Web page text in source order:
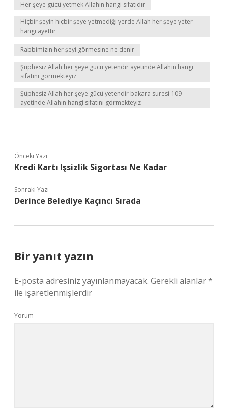
Her şeye gücü yetmek Allahın hangi sıfatıdır
Hiçbir şeyin hiçbir şeye yetmediği yerde Allah her şeye yeter
hangi ayettir
Rabbimizin her şeyi görmesine ne denir
Şüphesiz Allah her şeye gücü yetendir ayetinde Allahın hangi
sıfatını görmekteyiz
Şüphesiz Allah her şeye gücü yetendir bakara suresi 109
ayetinde Allahın hangi sıfatını görmekteyiz
Önceki Yazı
Kredi Kartı Işsizlik Sigortası Ne Kadar
Sonraki Yazı
Derince Belediye Kaçıncı Sırada
Bir yanıt yazın
E-posta adresiniz yayınlanmayacak. Gerekli alanlar*
ile işaretlenmişlerdir
Yorum